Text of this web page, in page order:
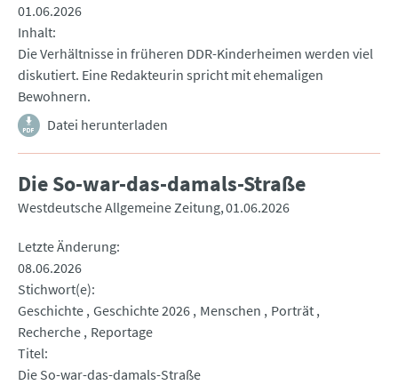
01.06.2026
Inhalt
Die Verhältnisse in früheren DDR-Kinderheimen werden viel
diskutiert. Eine Redakteurin spricht mit ehemaligen
Bewohnern.
Datei herunterladen
Die So-war-das-damals-Straße
Westdeutsche Allgemeine Zeitung 01.06.2026
Letzte Änderung
08.06.2026
Stichwort(e)
Geschichte Geschichte 2026 Menschen
Porträt
Recherche Reportage
Titel
Die So-war-das-damals-Straße